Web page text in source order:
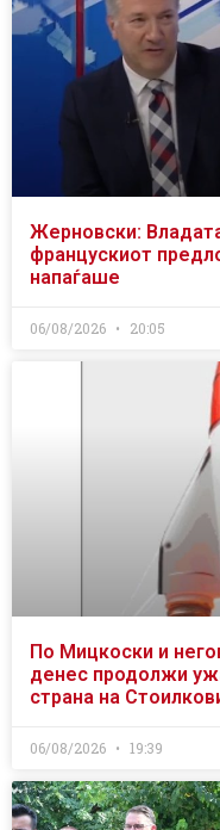
Жерновски:
францускиот
напаѓаше
06/08/2026 20:05
По Мицкоски и
денес продолжи
страна на
06/08/2026 19:39